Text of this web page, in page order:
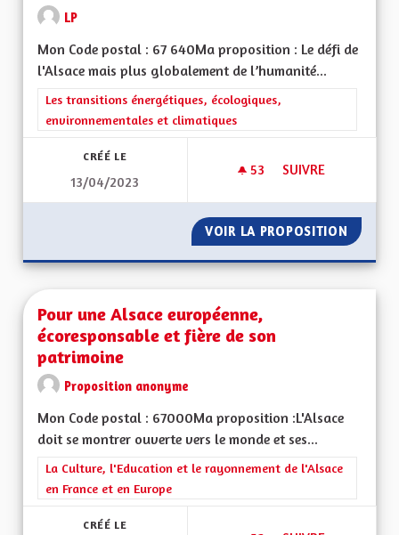
LP
Mon Code postal : 67 640Ma proposition : Le défi de
l'Alsace mais plus globalement de l’humanité...
Filtrer les résultats de la catégorie : Les transitions
Les transitions énergétiques, écologiques,
environnementales et climatiques
CRÉÉ LE
13/04/2023
53 53 ABONNÉS
SUIVRE
VOIR LA PROPOSITION UNE
Pour une Alsace européenne,
écoresponsable et fière de son
patrimoine
Proposition anonyme
Mon Code postal : 67000Ma proposition :L'Alsace
doit se montrer ouverte vers le monde et ses...
Filtrer les résultats de la catégorie : La Culture, l'Education et
La Culture, l'Education et le rayonnement de l'Alsace
en France et en Europe
CRÉÉ LE